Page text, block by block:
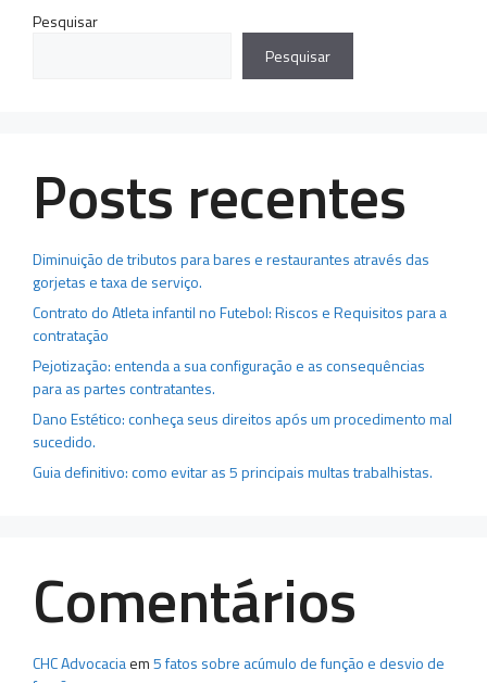
Pesquisar
Pesquisar
Posts recentes
Diminuição de tributos para bares e restaurantes através das
gorjetas e taxa de serviço.
Contrato do Atleta infantil no Futebol: Riscos e Requisitos para a
contratação
Pejotização: entenda a sua configuração e as consequências
para as partes contratantes.
Dano Estético: conheça seus direitos após um procedimento mal
sucedido.
Guia definitivo: como evitar as 5 principais multas trabalhistas.
Comentários
CHC Advocaciaem5 fatos sobre acúmulo de função e desvio de